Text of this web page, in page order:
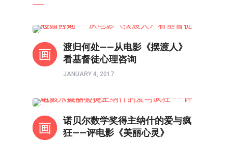
渡归何处——从电影《摆渡人》
看基督徒心理咨询
JANUARY 4, 2017
诺贝尔数学奖得主纳什的爱与疯
狂——评电影《美丽心灵》